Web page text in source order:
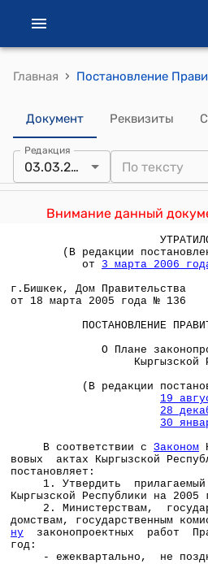
Главная ›
Документ Реквизиты
Редакция
03.03.2006
Внимание данный